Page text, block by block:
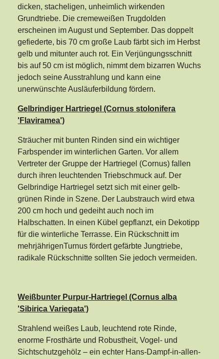
dicken, stacheligen, unheimlich wirkenden
Grundtriebe. Die cremeweißen Trugdolden
erscheinen im August und September. Das doppelt
gefiederte, bis 70 cm große Laub färbt sich im Herbst
gelb und mitunter auch rot. Ein Verjüngungsschnitt
bis auf 50 cm ist möglich, nimmt dem bizarren Wuchs
jedoch seine Ausstrahlung und kann eine
unerwünschte Ausläuferbildung fördern.
Gelbrindiger Hartriegel (Cornus stolonifera
'Flaviramea')
Sträucher mit bunten Rinden sind ein wichtiger
Farbspender im winterlichen Garten. Vor allem
Vertreter der Gruppe der Hartriegel (Cornus) fallen
durch ihren leuchtenden Triebschmuck auf. Der
Gelbrindige Hartriegel setzt sich mit einer gelb-
grünen Rinde in Szene. Der Laubstrauch wird etwa
200 cm hoch und gedeiht auch noch im
Halbschatten. In einen Kübel gepflanzt, ein Dekotipp
für die winterliche Terrasse. Ein Rückschnitt im
mehrjährigenTurnus fördert gefärbte Jungtriebe,
radikale Rückschnitte sollten Sie jedoch vermeiden.
Weißbunter Purpur-Hartriegel (Cornus alba
'Sibirica Variegata')
Strahlend weißes Laub, leuchtend rote Rinde,
enorme Frosthärte und Robustheit, Vogel- und
Sichtschutzgehölz – ein echter Hans-Dampf-in-allen-